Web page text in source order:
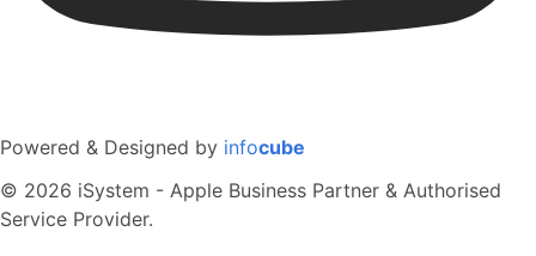
Powered & Designed by infocube
© 2026 iSystem - Apple Business Partner & Authorised
Service Provider.